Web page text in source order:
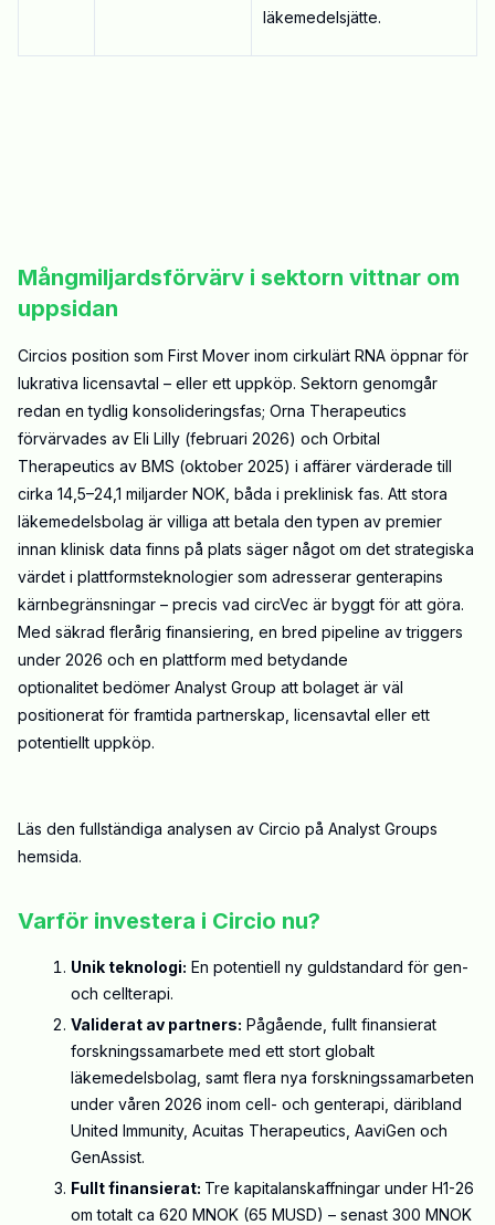
läkemedelsjätte.
Mångmiljardsförvärv i sektorn vittnar om
uppsidan
Circios position som First Mover inom cirkulärt RNA öppnar för
lukrativa licensavtal – eller ett uppköp. Sektorn genomgår
redan en tydlig konsolideringsfas; Orna Therapeutics
förvärvades av Eli Lilly (februari 2026) och Orbital
Therapeutics av BMS (oktober 2025) i affärer värderade till
cirka 14,5–24,1 miljarder NOK, båda i preklinisk fas. Att stora
läkemedelsbolag är villiga att betala den typen av premier
innan klinisk data finns på plats säger något om det strategiska
värdet i plattformsteknologier som adresserar genterapins
kärnbegränsningar – precis vad circVec är byggt för att göra.
Med säkrad flerårig finansiering, en bred pipeline av triggers
under 2026 och en plattform med betydande
optionalitet bedömer Analyst Group att bolaget är väl
positionerat för framtida partnerskap, licensavtal eller ett
potentiellt uppköp.
Läs den fullständiga analysen av Circio på Analyst Groups
hemsida.
Varför investera i Circio nu?
Unik teknologi: En potentiell ny guldstandard för gen-
och cellterapi.
Validerat av partners: Pågående, fullt finansierat
forskningssamarbete med ett stort globalt
läkemedelsbolag, samt flera nya forskningssamarbeten
under våren 2026 inom cell- och genterapi, däribland
United Immunity, Acuitas Therapeutics, AaviGen och
GenAssist.
Fullt finansierat: Tre kapitalanskaffningar under H1-26
om totalt ca 620 MNOK (65 MUSD) – senast 300 MNOK